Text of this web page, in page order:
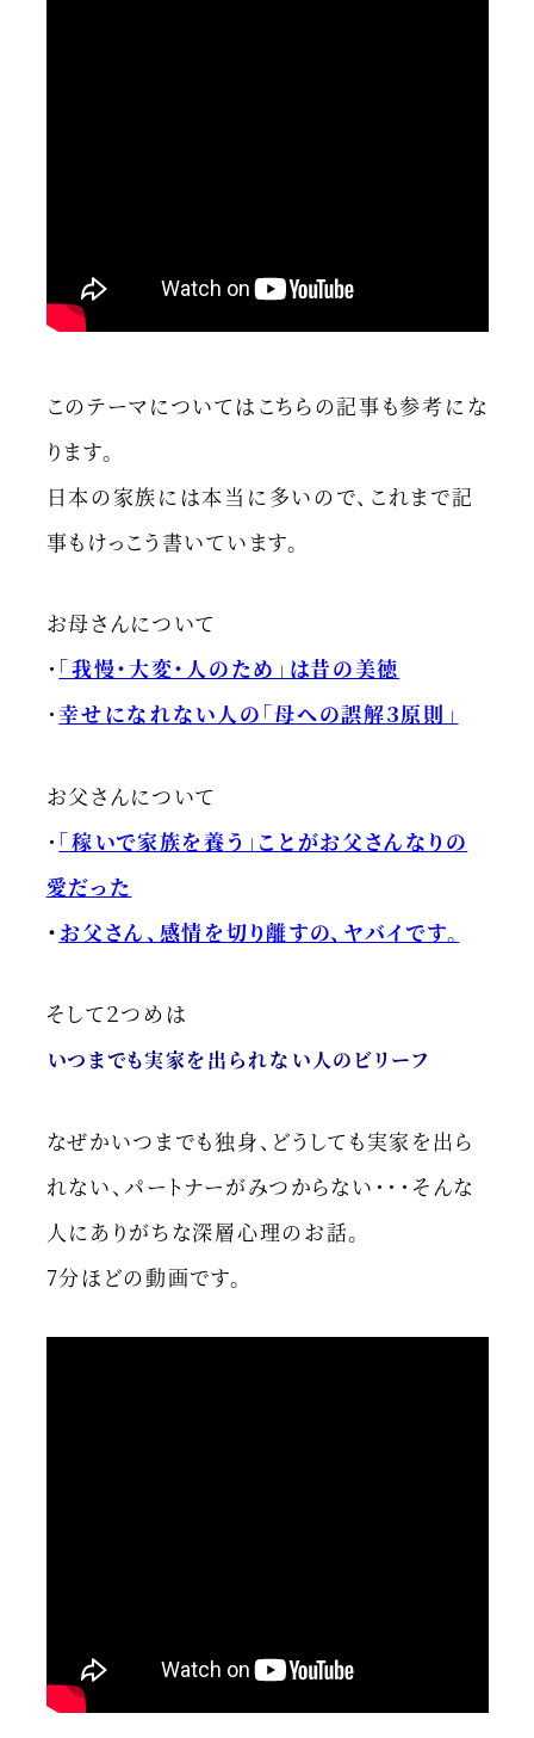
このテーマについてはこちらの記事も参考にな
ります。
日本の家族には本当に多いので、これまで記
事もけっこう書いています。
お母さんについて
・ 「我慢・大変・人のため」は昔の美徳
・幸せになれない人の「母への誤解３原則」
お父さんについて
・ 「稼いで家族を養う」ことがお父さんなりの
愛だった
・ お父さん、感情を切り離すの、ヤバイです。
そして２つめは
いつまでも実家を出られない人のビリーフ
なぜかいつまでも独身、どうしても実家を出ら
れない、パートナーがみつからない・・・そんな
人にありがちな深層心理のお話。
7分ほどの動画です。